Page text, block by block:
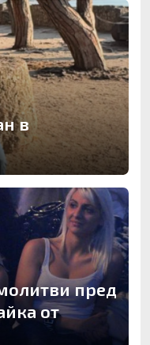
в
пред
от